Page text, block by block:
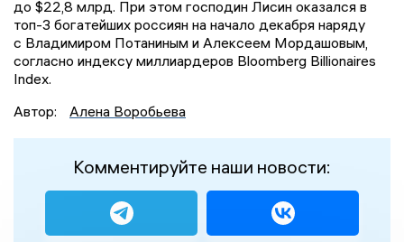
до $22,8 млрд. При этом господин Лисин оказался в
топ-3 богатейших россиян на начало декабря наряду
с Владимиром Потаниным и Алексеем Мордашовым,
согласно индексу миллиардеров Bloomberg Billionaires
Index.
Автор:
Алена Воробьева
Комментируйте наши новости: